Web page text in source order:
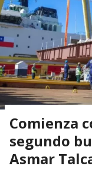
Comienza
segundo
Asmar